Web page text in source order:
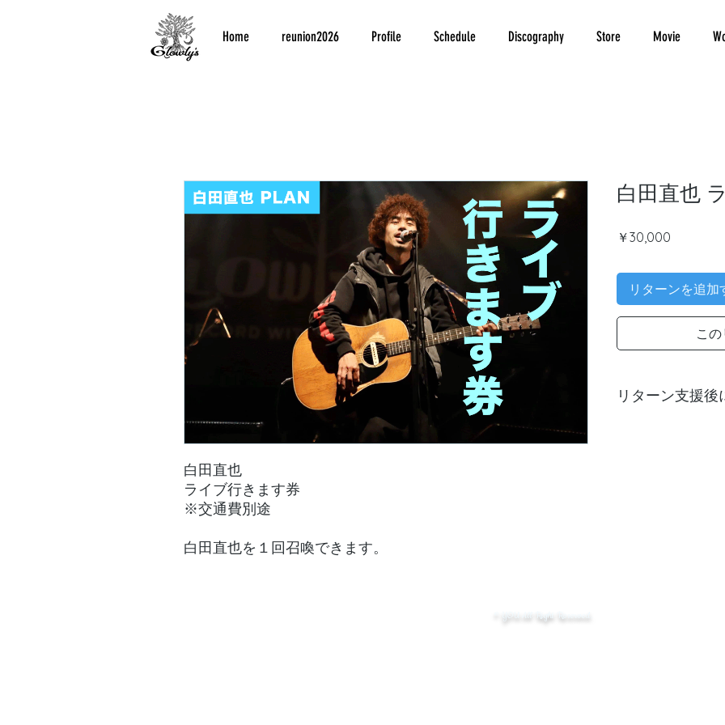
Home reunion2026 Profile Schedule Discography Store Movie
白田直也
ライブ行きます券
※交通費別途
白田直也を１回召喚できます。
白田直也
￥30,000
リターンを追加
こ
リターン支援後
© YOU All Right Reserved.